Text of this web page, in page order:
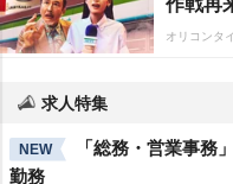
オリコンタ
求人特集
NEW
「総務・営業事務
勤務